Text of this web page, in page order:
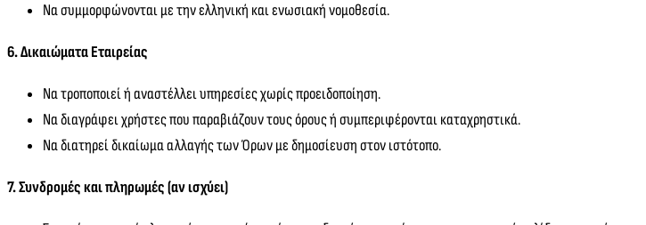
Να συμμορφώνονται με την ελληνική και ενωσιακή νομοθεσία.
6. Δικαιώματα Εταιρείας
Να τροποποιεί ή αναστέλλει υπηρεσίες χωρίς προειδοποίηση.
Να διαγράφει χρήστες που παραβιάζουν τους όρους ή συμπεριφέρονται καταχρηστικά.
Να διατηρεί δικαίωμα αλλαγής των Όρων με δημοσίευση στον ιστότοπο.
7. Συνδρομές και πληρωμές (αν ισχύει)